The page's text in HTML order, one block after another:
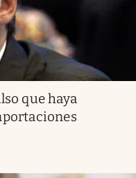
que haya